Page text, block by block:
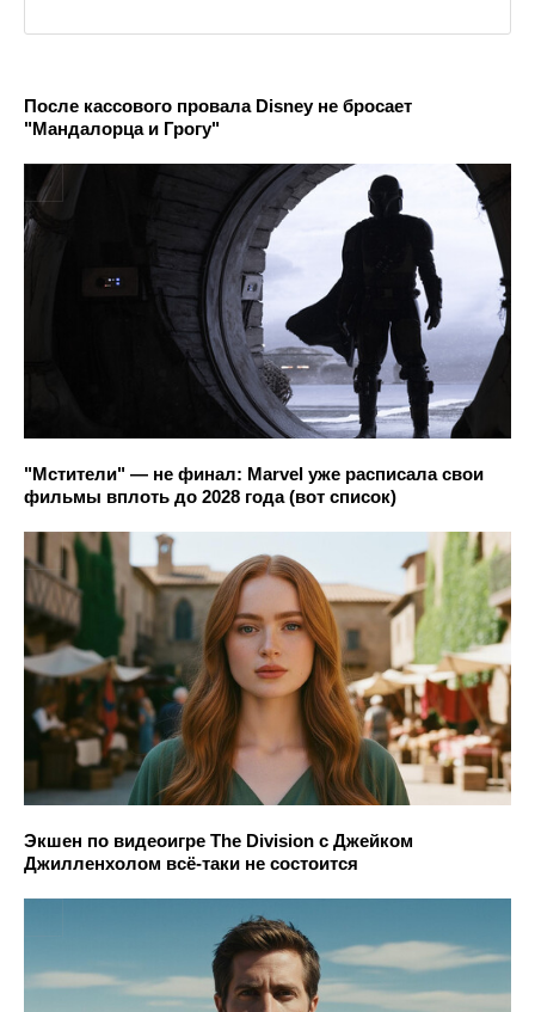
После кассового провала Disney не бросает
"Мандалорца и Грогу"
"Мстители" — не финал: Marvel уже расписала свои
фильмы вплоть до 2028 года (вот список)
Экшен по видеоигре The Division с Джейком
Джилленхолом всё-таки не состоится